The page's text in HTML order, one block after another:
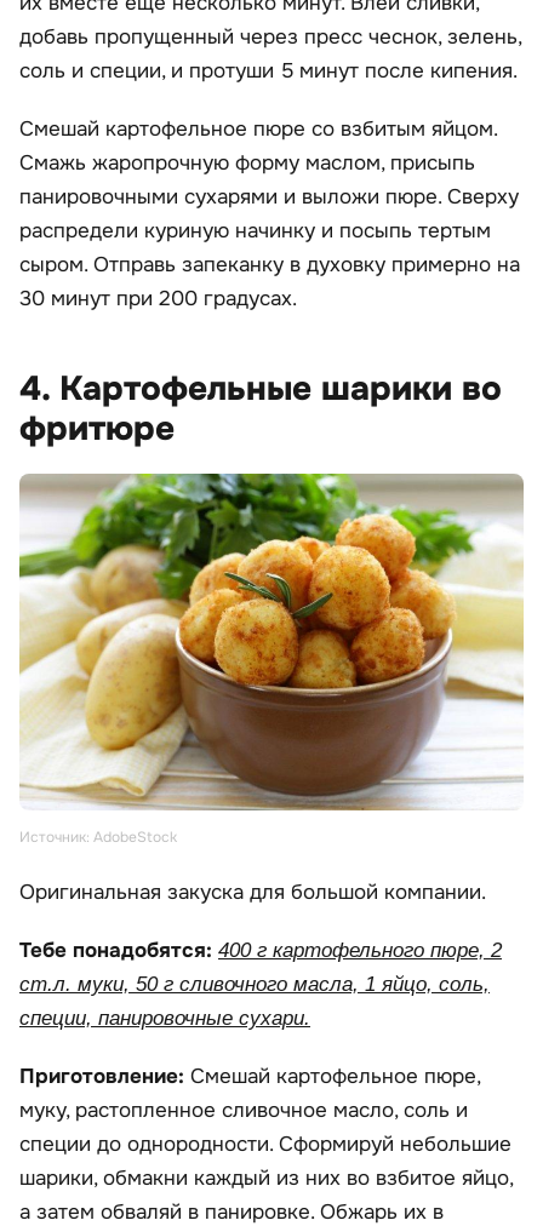
добавь пропущенный через пресс чеснок, зелень,
соль и специи, и протуши 5 минут после кипения.
Смешай картофельное пюре со взбитым яйцом.
Смажь жаропрочную форму маслом, присыпь
панировочными сухарями и выложи пюре. Сверху
распредели куриную начинку и посыпь тертым
сыром. Отправь запеканку в духовку примерно на
30 минут при 200 градусах.
4. Картофельные шарики во
фритюре
Источник: AdobeStock
Оригинальная закуска для большой компании.
Тебе понадобятся: 400 г картофельного пюре, 2
ст.л. муки, 50 г сливочного масла, 1 яйцо, соль,
специи, панировочные сухари.
Приготовление: Смешай картофельное пюре,
муку, растопленное сливочное масло, соль и
специи до однородности. Сформируй небольшие
шарики, обмакни каждый из них во взбитое яйцо,
а затем обваляй в панировке. Обжарь их в